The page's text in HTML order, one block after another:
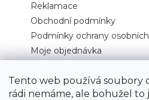
Tento web používá soubory
rádi nemáme, ale bohužel to
Reklamace
Obchodní podmínky
Podmínky ochrany
Moje objednávka
- Svět korálků. Všechna